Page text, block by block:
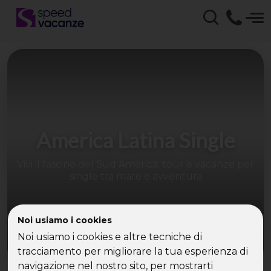
Noi usiamo i cookies
Noi usiamo i cookies e altre tecniche di
tracciamento per migliorare la tua esperienza di
navigazione nel nostro sito, per mostrarti
Parti per un viaggio in America Latina single con Speed